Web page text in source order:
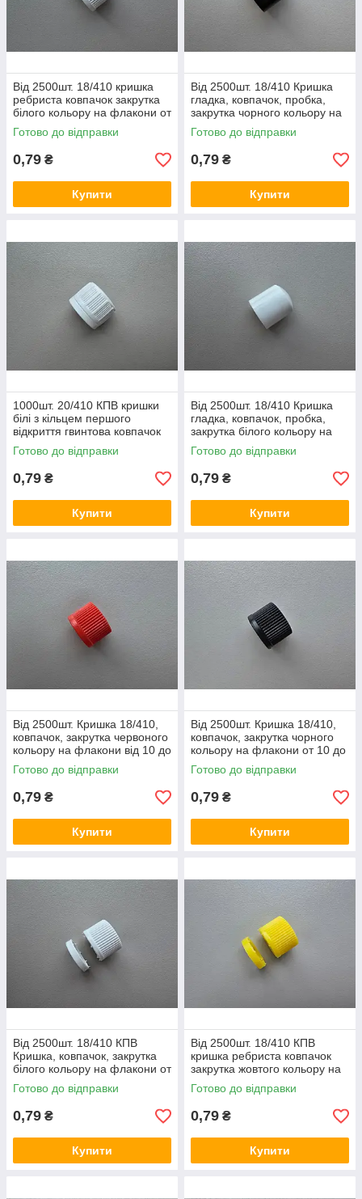
Від 2500шт. 18/410 кришка
ребриста ковпачок закрутка
білого кольору на флакони от
5 до 65 мл
Готово до відправки
0,79 ₴
Купити
Від 2500шт. 18/410 Кришка
гладка, ковпачок, пробка,
закрутка чорного кольору на
флакони від 10 до 100 мл
Готово до відправки
0,79 ₴
Купити
1000шт. 20/410 КПВ кришки
білі з кільцем першого
відкриття гвинтова ковпачок
закрутка на флакони від 50
до 150 мл
Готово до відправки
0,79 ₴
Купити
Від 2500шт. 18/410 Кришка
гладка, ковпачок, пробка,
закрутка білого кольору на
флакони від 10 до 100 мл
Готово до відправки
0,79 ₴
Купити
Від 2500шт. Кришка 18/410,
ковпачок, закрутка червоного
кольору на флакони від 10 до
65 мл
Готово до відправки
0,79 ₴
Купити
Від 2500шт. Кришка 18/410,
ковпачок, закрутка чорного
кольору на флакони от 10 до
65 мл
Готово до відправки
0,79 ₴
Купити
Від 2500шт. 18/410 КПВ
Кришка, ковпачок, закрутка
білого кольору на флакони от
10 до 65 мл
Готово до відправки
0,79 ₴
Купити
Від 2500шт. 18/410 КПВ
кришка ребриста ковпачок
закрутка жовтого кольору на
флакони от 5 до 65 мл
Готово до відправки
0,79 ₴
Купити